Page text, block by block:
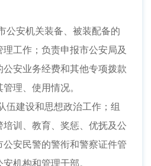
安机关装备、被装配备的
工作；负责申报市公安局及
安业务经费和其他专项拨款
理、使用情况。
建设和思想政治工作；组
训、教育、奖惩、优抚及公
安民警的警衔和警察证件管
机构和管理干部。